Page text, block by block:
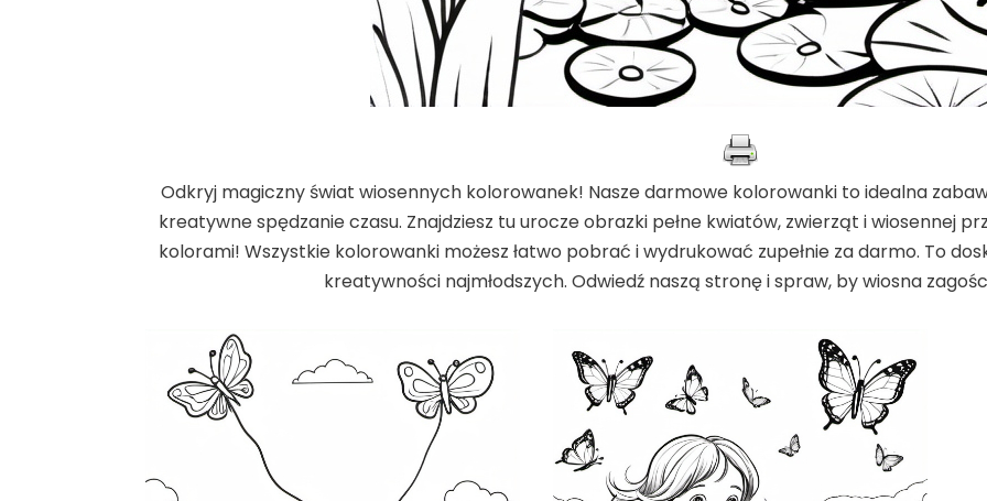
Odkryj magiczny świat wiosennych kolorowanek! Nasze darmowe kolorowanki to idealna
kreatywne spędzanie czasu. Znajdziesz tu urocze obrazki pełne kwiatów, zwierząt i wiosennej
kolorami! Wszystkie kolorowanki możesz łatwo pobrać i wydrukować zupełnie za darmo. To
kreatywności najmłodszych. Odwiedź naszą stronę i spraw, by wiosna